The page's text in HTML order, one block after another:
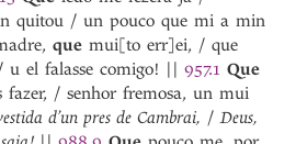
quitou / un pouco que mi a min
que mui[to err]ei, / que
el falasse comigo! || 957.1 Que
fazer, / senhor fremosa, un mui
d’un pres de Cambrai, /Deus,